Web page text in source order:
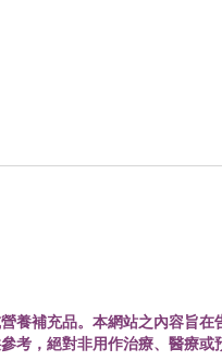
養補充品。本網站之內容旨
考，絕對非用作治療、醫療或